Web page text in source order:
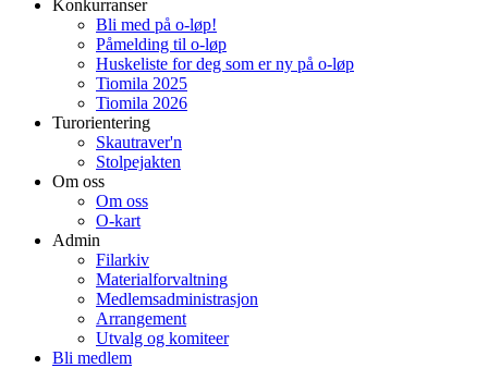
Konkurranser
Bli med på o-løp!
Påmelding til o-løp
Huskeliste for deg som er ny på o-løp
Tiomila 2025
Tiomila 2026
Turorientering
Skautraver'n
Stolpejakten
Om oss
Om oss
O-kart
Admin
Filarkiv
Materialforvaltning
Medlemsadministrasjon
Arrangement
Utvalg og komiteer
Bli medlem